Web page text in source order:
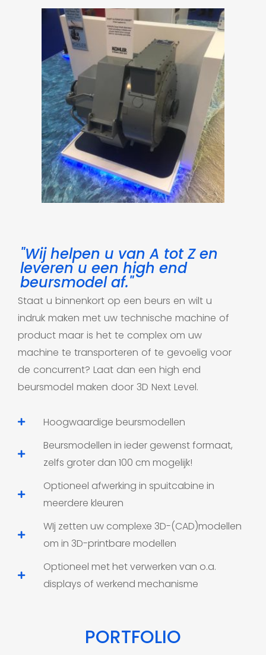
"Wij helpen u van A tot Z en
leveren u een high end
beursmodel af."
Staat u binnenkort op een beurs en wilt u
indruk maken met uw technische machine of
product maar is het te complex om uw
machine te transporteren of te gevoelig voor
de concurrent? Laat dan een high end
beursmodel maken door 3D Next Level.
Hoogwaardige beursmodellen
Beursmodellen in ieder gewenst formaat,
zelfs groter dan 100 cm mogelijk!
Optioneel afwerking in spuitcabine in
meerdere kleuren
WIj zetten uw complexe 3D-(CAD)modellen
om in 3D-printbare modellen
Optioneel met het verwerken van o.a.
displays of werkend mechanisme
PORTFOLIO